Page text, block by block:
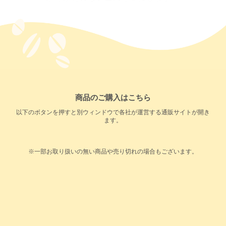
商品のご購入はこちら
以下のボタンを押すと別ウィンドウで各社が運営する通販サイトが開き
ます。
※一部お取り扱いの無い商品や売り切れの場合もございます。